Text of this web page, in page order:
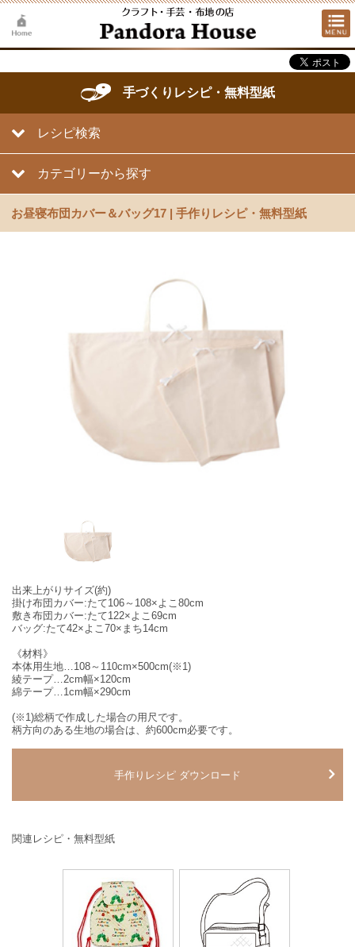
手づくりレシピ・無料型紙
レシピ検索
カテゴリーから探す
お昼寝布団カバー＆バッグ17 | 手作りレシピ・無料型紙
出来上がりサイズ(約)
掛け布団カバー:たて106～108×よこ80cm
敷き布団カバー:たて122×よこ69cm
バッグ:たて42×よこ70×まち14cm
《材料》
本体用生地…108～110cm×500cm(※1)
綾テープ…2cm幅×120cm
綿テープ…1cm幅×290cm
(※1)総柄で作成した場合の用尺です。
柄方向のある生地の場合は、約600cm必要です。
手作りレシピ ダウンロード
関連レシピ・無料型紙